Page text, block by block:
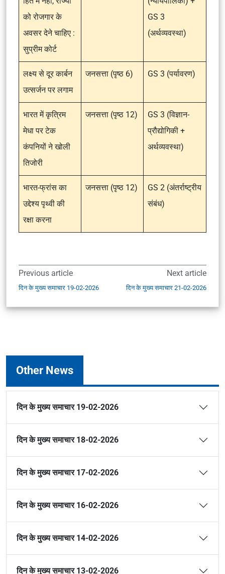
को रोजगार के
अवसर देने चाहिए :
सुप्रीम कोर्ट
GS 3
(अर्थव्यवस्था)
लक्ष्य से दूर कार्बन
उत्सर्जन पर लगाम
जनसत्ता (पृष्ठ 6) GS 3 (पर्यावरण)
भारत में कृत्रिम
मेधा पर टेक
कंपनियों ने खोली
तिजोरी
जनसत्ता (पृष्ठ 12)
GS 3 (विज्ञान-
प्रौद्योगिकी +
अर्थव्यवस्था)
भारत-फ्रांस का
उद्देश्य पृथ्वी की
रक्षा करना
जनसत्ता (पृष्ठ 12)
GS 2 (अंतर्राष्ट्रीय
संबंध)
Previous article
दिन के मुख्य समाचार 19-02-2026
Next article
दिन के मुख्य समाचार 21-02-2026
Other News
दिन के मुख्य समाचार 19-02-2026
दिन के मुख्य समाचार 18-02-2026
दिन के मुख्य समाचार 17-02-2026
दिन के मुख्य समाचार 16-02-2026
दिन के मुख्य समाचार 14-02-2026
दिन के मुख्य समाचार 13-02-2026